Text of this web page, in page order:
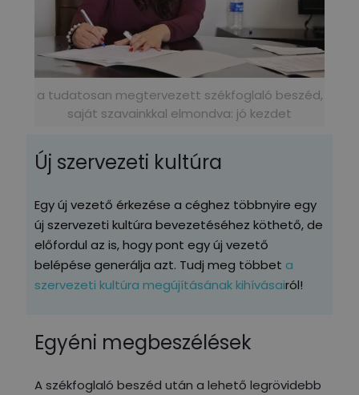
a tudatosan megtervezett székfoglaló beszéd,
saját szavainkkal elmondva: jó kezdet
Új szervezeti kultúra
Egy új vezető érkezése a céghez többnyire egy
új szervezeti kultúra bevezetéséhez köthető, de
előfordul az is, hogy pont egy új vezető
belépése generálja azt. Tudj meg többet a
szervezeti kultúra megújításának kihívásairól!
Egyéni megbeszélések
A székfoglaló beszéd után a lehető legrövidebb